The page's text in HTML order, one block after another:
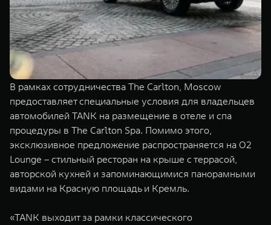
В рамках сотрудничества The Carlton, Moscow
предоставляет специальные условия для владельцев
автомобилей TANK на размещение в отеле и спа
процедуры в The Carlton Spa. Помимо этого,
эксклюзивное предложение распространяется на О2
Lounge – стильный ресторан на крыше с террасой,
авторской кухней и запоминающимися панорамными
видами на Красную площадь и Кремль.
«TANK выходит за рамки классического